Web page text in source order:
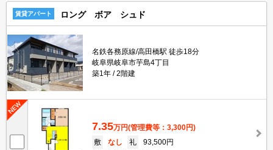
賃貸アパート ロング ボア シュド
名鉄各務原線/高田橋駅 徒歩18分
岐阜県岐阜市芋島4丁目
築1年
2階建
7.35万円(管理費等：3,300円)
敷
なし 礼
93,500円